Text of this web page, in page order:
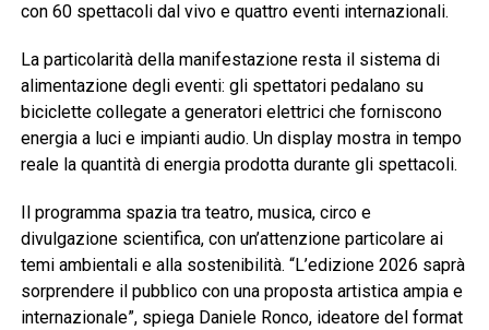
con 60 spettacoli dal vivo e quattro eventi internazionali.
La particolarità della manifestazione resta il sistema di
alimentazione degli eventi: gli spettatori pedalano su
biciclette collegate a generatori elettrici che forniscono
energia a luci e impianti audio. Un display mostra in tempo
reale la quantità di energia prodotta durante gli spettacoli.
Il programma spazia tra teatro, musica, circo e
divulgazione scientifica, con un’attenzione particolare ai
temi ambientali e alla sostenibilità. “L’edizione 2026 saprà
sorprendere il pubblico con una proposta artistica ampia e
internazionale”, spiega Daniele Ronco, ideatore del format